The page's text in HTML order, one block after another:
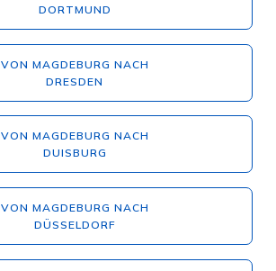
DORTMUND
VON MAGDEBURG NACH
DRESDEN
VON MAGDEBURG NACH
DUISBURG
VON MAGDEBURG NACH
DÜSSELDORF